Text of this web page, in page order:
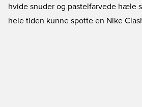
hvide snuder og pastelfarvede hæle
hele tiden kunne spotte en Nike